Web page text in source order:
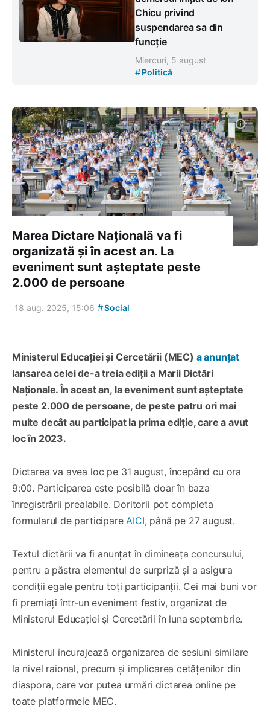
Chicu privind
suspendarea sa din
funcție
Miercuri, 5 august
#Politică
Marea Dictare Națională va fi
organizată și în acest an. La
eveniment sunt așteptate peste
2.000 de persoane
18 aug. 2025, 15:06 #Social
Ministerul Educației și Cercetării (MEC) a anunțat
lansarea celei de-a treia ediții a Marii Dictări
Naționale. În acest an, la eveniment sunt așteptate
peste 2.000 de persoane, de peste patru ori mai
multe decât au participat la prima ediție, care a avut
loc în 2023.
Dictarea va avea loc pe 31 august, începând cu ora
9:00. Participarea este posibilă doar în baza
înregistrării prealabile. Doritorii pot completa
formularul de participare AICI, până pe 27 august.
Textul dictării va fi anunțat în dimineața concursului,
pentru a păstra elementul de surpriză și a asigura
condiții egale pentru toți participanții. Cei mai buni vor
fi premiați într-un eveniment festiv, organizat de
Ministerul Educației și Cercetării în luna septembrie.
Ministerul încurajează organizarea de sesiuni similare
la nivel raional, precum și implicarea cetățenilor din
diaspora, care vor putea urmări dictarea online pe
toate platformele MEC.